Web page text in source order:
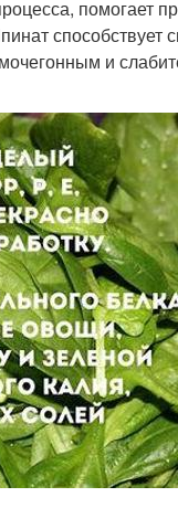
помогает
способствует
и